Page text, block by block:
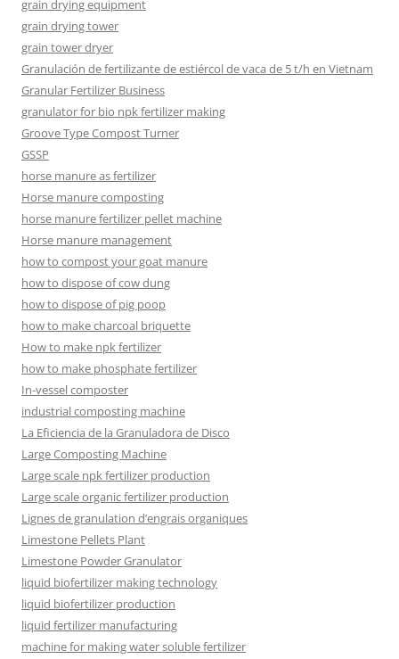
grain drying equipment
grain drying tower
grain tower dryer
Granulación de fertilizante de estiércol de vaca de 5 t/h en Vietnam
Granular Fertilizer Business
granulator for bio npk fertilizer making
Groove Type Compost Turner
GSSP
horse manure as fertilizer
Horse manure composting
horse manure fertilizer pellet machine
Horse manure management
how to compost your goat manure
how to dispose of cow dung
how to dispose of pig poop
how to make charcoal briquette
How to make npk fertilizer
how to make phosphate fertilizer
In-vessel composter
industrial composting machine
La Eficiencia de la Granuladora de Disco
Large Composting Machine
Large scale npk fertilizer production
Large scale organic fertilizer production
Lignes de granulation d’engrais organiques
Limestone Pellets Plant
Limestone Powder Granulator
liquid biofertilizer making technology
liquid biofertilizer production
liquid fertilizer manufacturing
machine for making water soluble fertilizer